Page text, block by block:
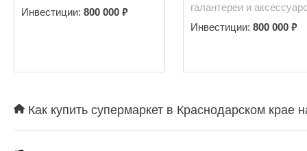
Инвестиции: 800 000 ₽
галантереи и
Инвестиции: 800 000 ₽
Как купить супермаркет в Краснодарском крае